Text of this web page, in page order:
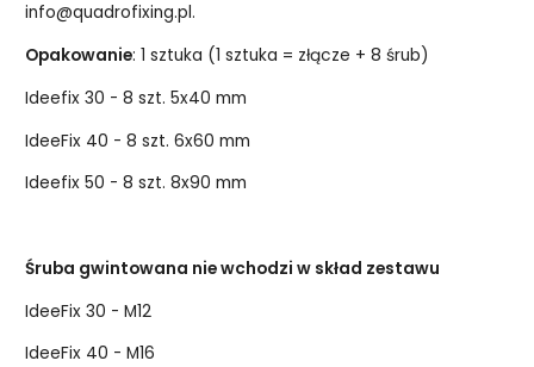
info@quadrofixing.pl.
Opakowanie: 1 sztuka (1 sztuka = złącze + 8 śrub)
Ideefix 30 - 8 szt. 5x40 mm
IdeeFix 40 - 8 szt. 6x60 mm
Ideefix 50 - 8 szt. 8x90 mm
Śruba gwintowana nie wchodzi w skład zestawu
IdeeFix 30 - M12
IdeeFix 40 - M16